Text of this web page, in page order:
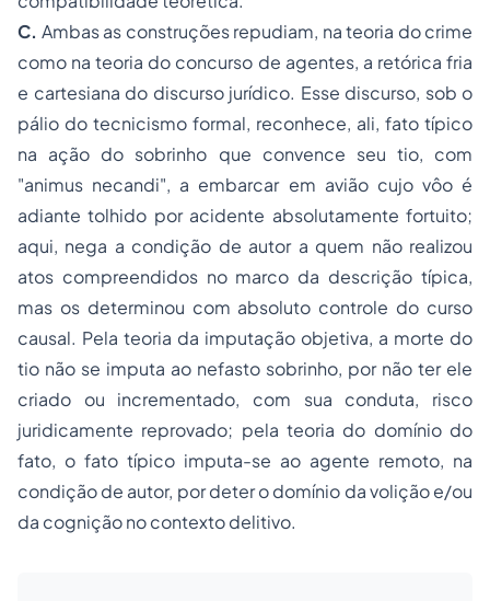
C. Ambas as construções repudiam, na teoria do crime
como na teoria do concurso de agentes, a retórica fria
e cartesiana do discurso jurídico. Esse discurso, sob o
pálio do tecnicismo formal, reconhece, ali, fato típico
na ação do sobrinho que convence seu tio, com
"animus necandi", a embarcar em avião cujo vôo é
adiante tolhido por acidente absolutamente fortuito;
aqui, nega a condição de autor a quem não realizou
atos compreendidos no marco da descrição típica,
mas os determinou com absoluto controle do curso
causal. Pela teoria da imputação objetiva, a morte do
tio não se imputa ao nefasto sobrinho, por não ter ele
criado ou incrementado, com sua conduta, risco
juridicamente reprovado; pela teoria do domínio do
fato, o fato típico imputa-se ao agente remoto, na
condição de autor, por deter o domínio da volição e/ou
da cognição no contexto delitivo.